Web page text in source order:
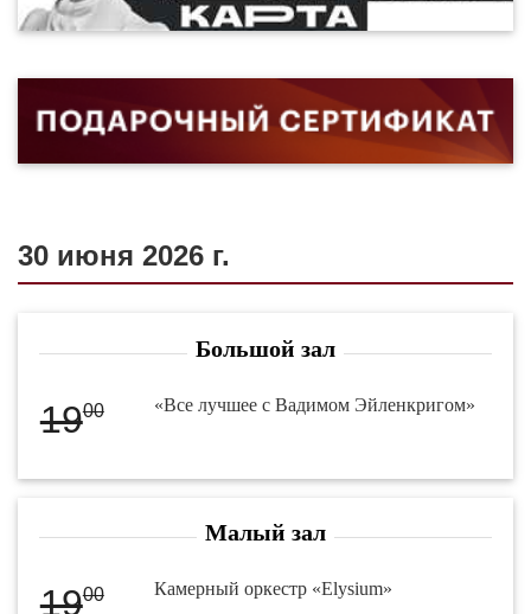
30 июня 2026 г.
Большой зал
1900 «Все лучшее с Вадимом Эйленкригом»
Малый зал
1900 Камерный оркестр «Elysium»